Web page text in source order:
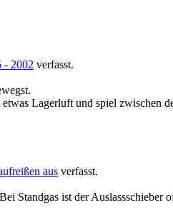
- 2002 verfasst.
Lagerluft und spiel
aus verfasst.
Standgas ist der